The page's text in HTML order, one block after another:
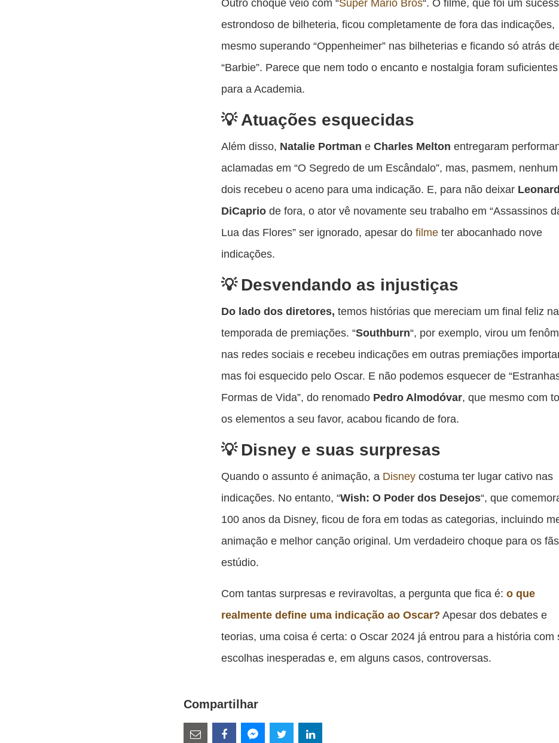
estrondoso de bilheteria, ficou completamente de fora das indicações,
mesmo superando “Oppenheimer” nas bilheterias e ficando só atrás
“Barbie”. Parece que nem todo o encanto e nostalgia foram suficientes
para a Academia.
Atuações esquecidas
Além disso, Natalie Portman e Charles Melton entregaram
aclamadas em “O Segredo de um Escândalo”, mas, pasmem,
dois recebeu o aceno para uma indicação. E, para não deixar
DiCaprio de fora, o ator vê novamente seu trabalho em “Assassinos
Lua das Flores” ser ignorado, apesar dofilme ter abocanhado nove
indicações.
Desvendando as injustiças
Do lado dos diretores, temos histórias que mereciam um final feliz na
temporada de premiações. “Southburn“, por exemplo, virou um
nas redes sociais e recebeu indicações em outras premiações
mas foi esquecido pelo Oscar. E não podemos esquecer de
Formas de Vida”, do renomado Pedro Almodóvar, que mesmo com
os elementos a seu favor, acabou ficando de fora.
Disney e suas surpresas
Quando o assunto é animação, a Disney costuma ter lugar cativo nas
indicações. No entanto, “Wish: O Poder dos Desejos“, que
100 anos da Disney, ficou de fora em todas as categorias, incluindo
animação e melhor canção original. Um verdadeiro choque para os
estúdio.
Com tantas surpresas e reviravoltas, a pergunta que fica é:o que
realmente define uma indicação ao Oscar? Apesar dos debates e
teorias, uma coisa é certa: o Oscar 2024 já entrou para a história com
escolhas inesperadas e, em alguns casos, controversas.
Compartilhar
Estes